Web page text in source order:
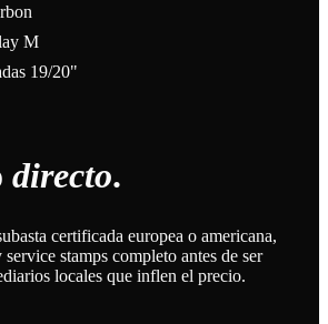
M
19/20"
directo.
certificada europea o americana,
stamps completo antes de ser
locales que inflen el precio.